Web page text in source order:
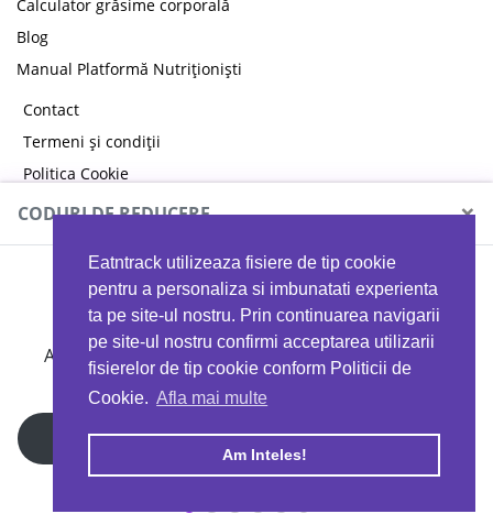
Eatntrack utilizeaza fisiere de tip cookie
pentru a personaliza si imbunatati experienta
ta pe site-ul nostru. Prin continuarea navigarii
pe site-ul nostru confirmi acceptarea utilizarii
fisierelor de tip cookie conform Politicii de
Cookie. Afla mai multe
Am Inteles!
Calculator grăsime corporală
Blog
Manual Platformă Nutriționiști
Contact
Termeni și condiții
Politica Cookie
Politica de confidențialitate
Copyright © 2026 EAT & TRACK S.R.L
CODURI DE REDUCERE ×
MYPROTEIN
Ai 40%reducere la orice comandă folosind codul
EATTRACK
Profită acum